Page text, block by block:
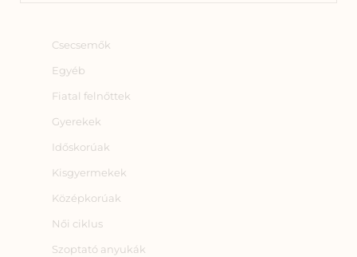
Csecsemők
Egyéb
Fiatal felnőttek
Gyerekek
Időskorúak
Kisgyermekek
Középkorúak
Női ciklus
Szoptató anyukák